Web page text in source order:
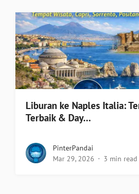
Liburan ke Naples Italia:
Terbaik & Day…
PinterPandai
Mar 29, 2026
3 min read